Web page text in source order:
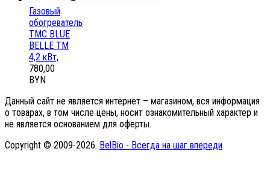
Газовый
обогреватель
ТМС BLUE
BELLE ТМ
4,2 кВт,
780,00
BYN
Данный сайт не является интернет – магазином, вся информация
о товарах, в том числе цены, носит ознакомительный характер и
не является основанием для оферты.
Copyright © 2009-2026. BelBio - Всегда на шаг впереди